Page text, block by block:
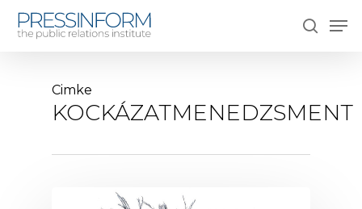
search
Cimke
KOCKÁZATMENEDZSMENT